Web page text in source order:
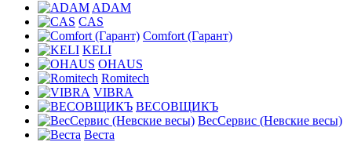
ADAM
CAS
Comfort (Гарант)
KELI
OHAUS
Romitech
VIBRA
ВЕСОВЩИКЪ
ВесСервис (Невские весы)
Веста